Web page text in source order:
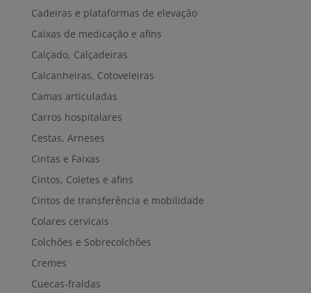
Cadeiras e plataformas de elevação
Caixas de medicação e afins
Calçado, Calçadeiras
Calcanheiras, Cotoveleiras
Camas articuladas
Carros hospitalares
Cestas, Arneses
Cintas e Faixas
Cintos, Coletes e afins
Cintos de transferência e mobilidade
Colares cervicais
Colchões e Sobrecolchões
Cremes
Cuecas-fraldas